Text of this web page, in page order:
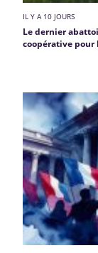
IL Y A 10 JOURS
Le dernier
coopérative pour